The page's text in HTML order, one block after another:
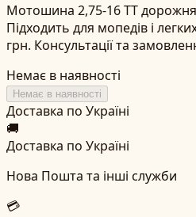
Мотошина 2,75-16 TT дорожня
Підходить для мопедів і
грн. Консультації та
Немає в наявності
Немає в наявності
Доставка по Україні
🚚
Доставка по Україні
Нова Пошта та інші служби
💳